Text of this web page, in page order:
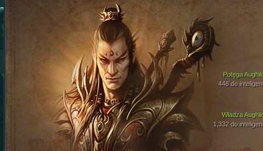
Władza
1,332 do
Potęga
448 do